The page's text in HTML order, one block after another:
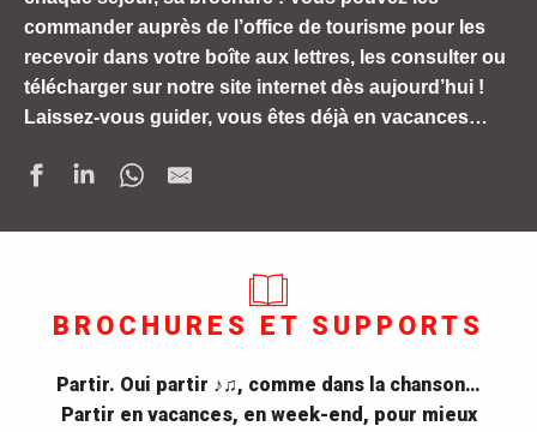
commander auprès de l’office de tourisme pour les
recevoir dans votre boîte aux lettres, les consulter ou
télécharger sur notre site internet dès aujourd’hui !
Laissez-vous guider, vous êtes déjà en vacances…
BROCHURES ET SUPPORTS
Partir. Oui partir ♪♫, comme dans la chanson…
Partir en vacances, en week-end, pour mieux